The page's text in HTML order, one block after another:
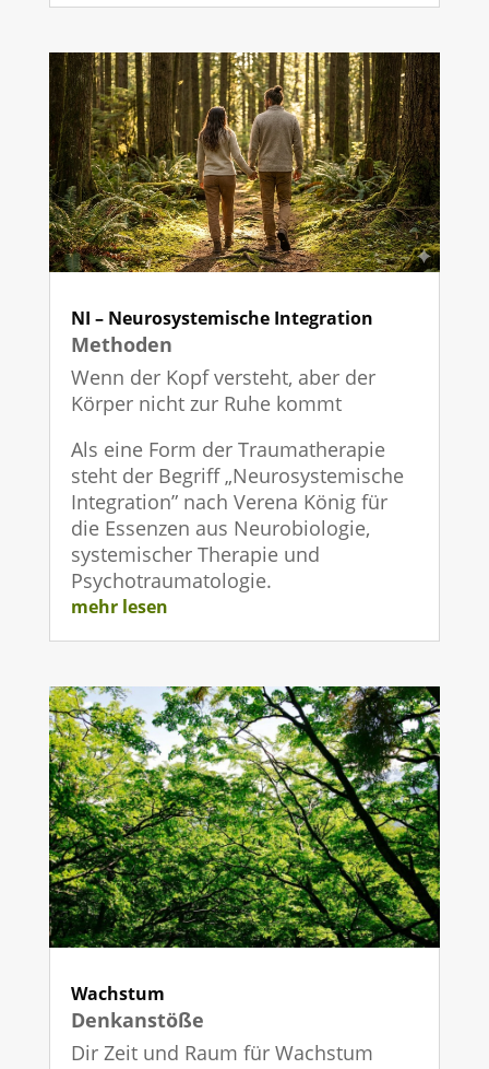
NI – Neurosystemische Integration
Methoden
Wenn der Kopf versteht, aber der
Körper nicht zur Ruhe kommt
Als eine Form der Traumatherapie
steht der Begriff „Neurosystemische
Integration” nach Verena König für
die Essenzen aus Neurobiologie,
systemischer Therapie und
Psychotraumatologie.
mehr lesen
Wachstum
Denkanstöße
Dir Zeit und Raum für Wachstum